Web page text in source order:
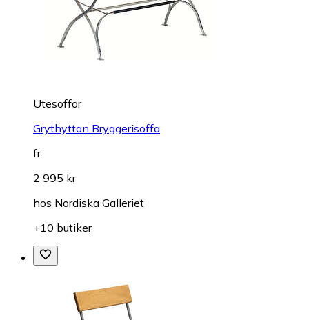
Utesoffor
Grythyttan Bryggerisoffa
fr.
2 995 kr
hos Nordiska Galleriet
+10 butiker